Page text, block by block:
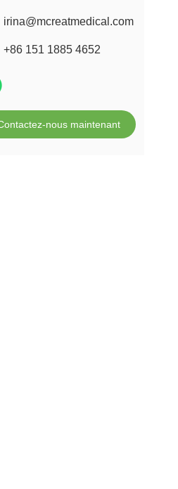
irina@mcreatmedical.com
+86 151 1885 4652
nous maintenant